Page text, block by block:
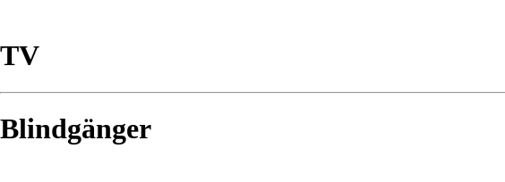
TV
Blindgänger